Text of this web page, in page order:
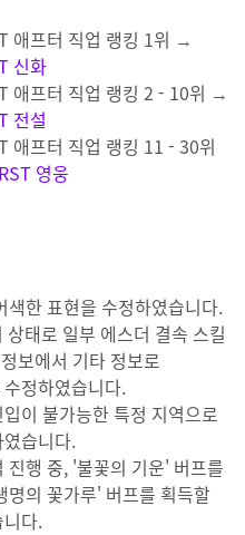
애프터 직업 랭킹 1위 →
신화
애프터 직업 랭킹 2 - 10위 →
전설
애프터 직업 랭킹 11 - 30위
영웅
색한 표현을 수정하였습니다.
태로 일부 에스더 결속 스킬
보에서 기타 정보로
정하였습니다.
이 불가능한 특정 지역으로
습니다.
진행 중, '불꽃의 기운' 버프를
의 꽃가루' 버프를 획득할
다.